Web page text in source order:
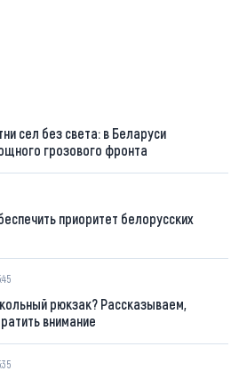
сел без света: в Беларуси
грозового фронта
приоритет белорусских
рюкзак? Рассказываем,
внимание